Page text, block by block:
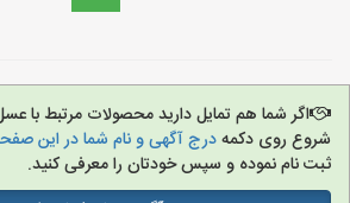
اگر شما هم تمایل دارید محصولات مرتبط با
شروع روی دکمهدرج آگهی و نام شما در این
ثبت نام نموده و سپس خودتان را معرفی کنید.